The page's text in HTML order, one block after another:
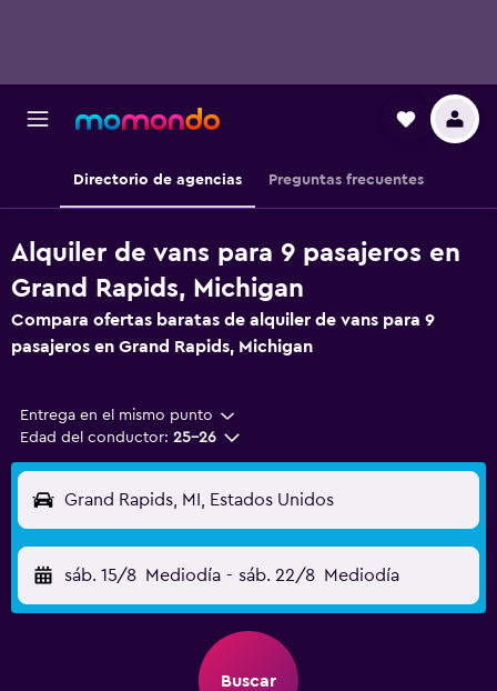
Directorio de agencias Preguntas frecuentes
Alquiler de vans para 9 pasajeros en
Grand Rapids, Michigan
Compara ofertas baratas de alquiler de vans para 9
pasajeros en Grand Rapids, Michigan
Entrega en el mismo punto
Edad del conductor: 25-26
Grand Rapids, MI, Estados Unidos
sáb. 15/8 Mediodía - sáb. 22/8 Mediodía
Buscar